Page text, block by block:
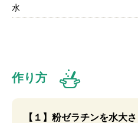
水
作り方
【１】粉ゼラチンを水大